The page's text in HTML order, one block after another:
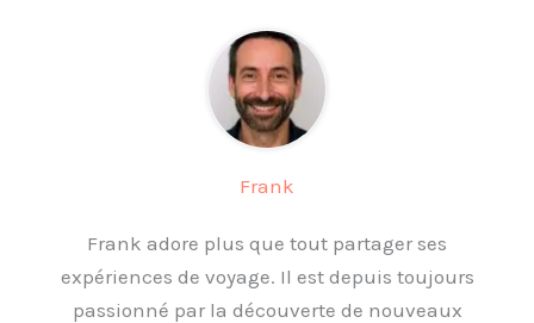
Frank
Frank adore plus que tout partager ses
expériences de voyage. Il est depuis toujours
passionné par la découverte de nouveaux